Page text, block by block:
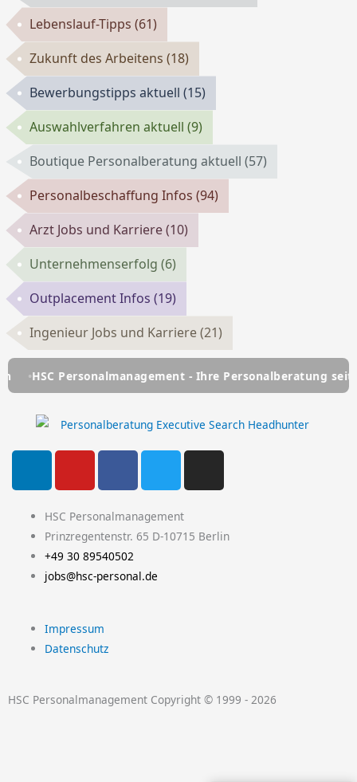
Lebenslauf-Tipps(61)
Zukunft des Arbeitens(18)
Bewerbungstipps aktuell(15)
Auswahlverfahren aktuell(9)
Boutique Personalberatung aktuell(57)
Personalbeschaffung Infos(94)
Arzt Jobs und Karriere(10)
Unternehmenserfolg(6)
Outplacement Infos(19)
Ingenieur Jobs und Karriere(21)
Personalmanagement - Ihre Personalberatung seit über
L
n
k
e
d
i
Y
u
t
u
b
e
F
c
e
b
o
o
T
i
t
t
I
s
a
HSC Personalmanagement
Prinzregentenstr. 65 D-10715 Berlin
+49 30 89540502
jobs@hsc-personal.de
Impressum
Datenschutz
HSC Personalmanagement Copyright © 1999 - 2026